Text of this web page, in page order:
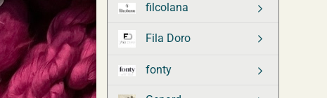
filcolana
Fila Doro
fonty